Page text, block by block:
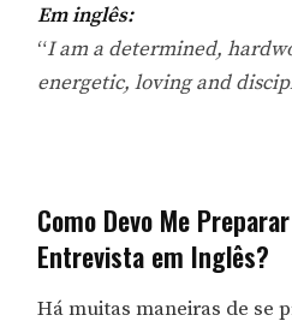
Em inglês:
“I am a determined,
energetic, loving and
Como Devo Me
Entrevista em Inglês?
Há muitas maneiras de se